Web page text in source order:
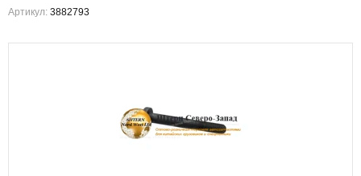
Артикул: 3882793